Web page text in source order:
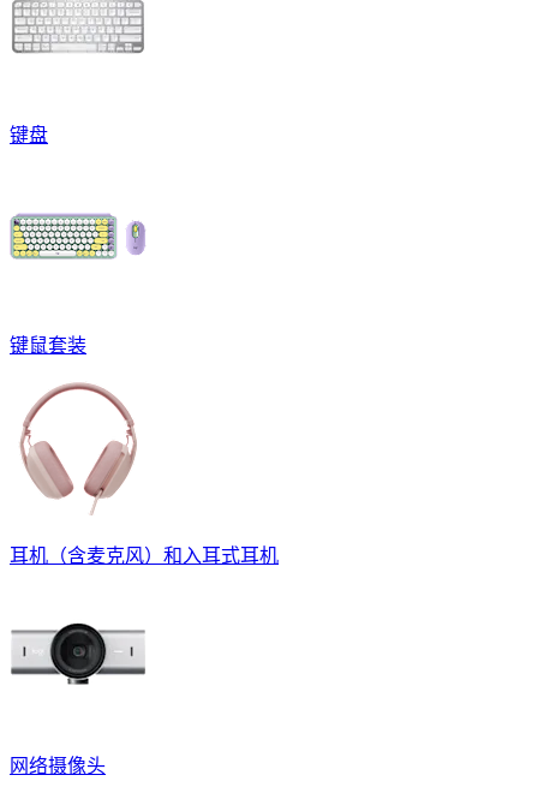
键盘
键鼠套装
耳机（含麦克风）和入耳式耳机
网络摄像头